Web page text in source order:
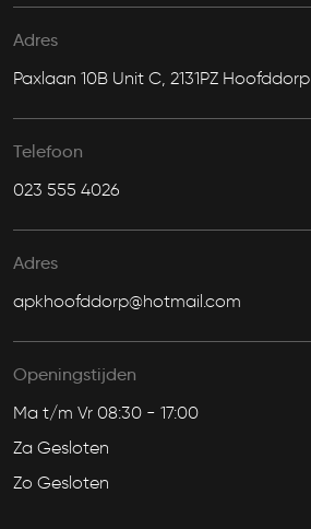
Adres
Paxlaan 10B Unit C, 2131PZ Hoofddorp
Telefoon
023 555 4026
Adres
apkhoofddorp@hotmail.com
Openingstijden
Ma t/m Vr 08:30 - 17:00
Za Gesloten
Zo Gesloten